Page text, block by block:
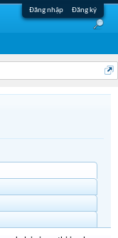
Đăng nhập Đăng ký